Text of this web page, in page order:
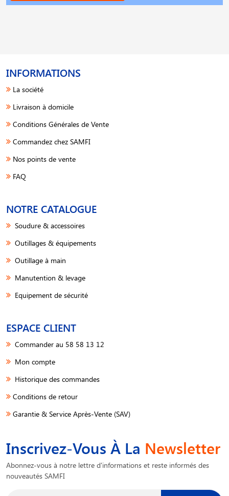
INFORMATIONS
La société
Livraison à domicile
Conditions Générales de Vente
Commandez chez SAMFI
Nos points de vente
FAQ
NOTRE CATALOGUE
Soudure & accessoires
Outillages & équipements
Outillage à main
Manutention & levage
Equipement de sécurité
ESPACE CLIENT
Commander au 58 58 13 12
Mon compte
Historique des commandes
Conditions de retour
Garantie & Service Après-Vente (SAV)
Inscrivez-Vous À La Newsletter
Abonnez-vous à notre lettre d'informations et reste informés des
nouveautés SAMFI